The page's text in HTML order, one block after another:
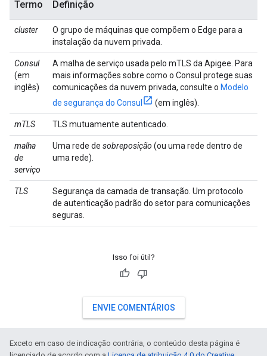
Termo Definição
cluster
O grupo de máquinas que compõem o Edge para a
instalação da nuvem privada.
Consul
(em
inglês)
A malha de serviço usada pelo mTLS da Apigee. Para
mais informações sobre como o Consul protege suas
comunicações da nuvem privada, consulte o Modelo
de segurança do Consul
(em inglês).
mTLS TLS mutuamente autenticado.
malha
de
serviço
Uma rede de sobreposição (ou uma rede dentro de
uma rede).
TLS
Segurança da camada de transação. Um protocolo
de autenticação padrão do setor para comunicações
seguras.
Isso foi útil?
ENVIE COMENTÁRIOS
Exceto em caso de indicação contrária, o conteúdo desta página é